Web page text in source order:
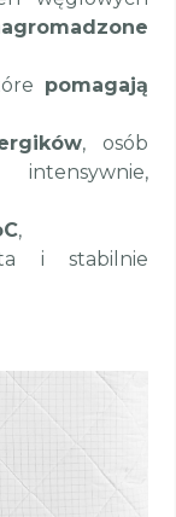
pomagają
, osób
,
i stabilnie